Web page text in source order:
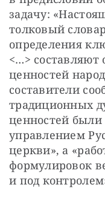
задачу:
толковый
определения
<…>
ценностей
составители
традиционных
ценностей были
управлением
церкви», а
формулировок
и под